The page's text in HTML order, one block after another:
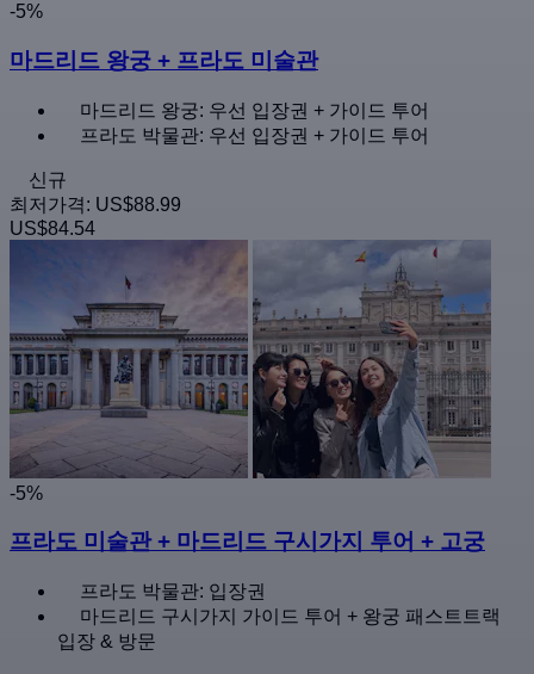
-5%
마드리드 왕궁 + 프라도 미술관
마드리드 왕궁: 우선 입장권 + 가이드 투어
프라도 박물관: 우선 입장권 + 가이드 투어
신규
최저가격: US$88.99
US$84.54
-5%
프라도 미술관 + 마드리드 구시가지 투어 + 고궁
프라도 박물관: 입장권
마드리드 구시가지 가이드 투어 + 왕궁 패스트트랙
입장 & 방문